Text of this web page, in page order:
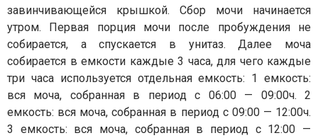
завинчивающейся крышкой. Сбор мочи начинается
утром. Первая порция мочи после пробуждения не
собирается, а спускается в унитаз. Далее моча
собирается в емкости каждые 3 часа, для чего каждые
три часа используется отдельная емкость: 1 емкость:
вся моча, собранная в период с 06:00 — 09:00ч. 2
емкость: вся моча, собранная в период с 09:00 — 12:00ч.
3 емкость: вся моча, собранная в период с 12:00 —